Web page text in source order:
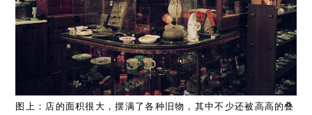
图上：店的面积很大，摆满了各种旧物，其中不少还被高高的叠